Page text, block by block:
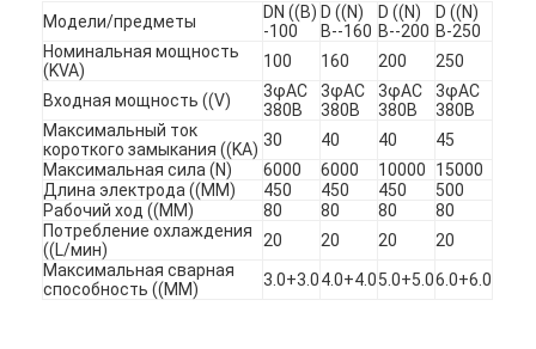
Главная страница
Продукция
Модели/предметы
DN ((B)
-100
D ((N)
B--160
D ((N)
B--200
D ((N)
B-250
Номинальная мощность
(KVA)
100 160 200 250
Входная мощность ((V)
3φAC
380В
3φAC
380В
3φAC
380В
3φAC
380В
Максимальный ток
короткого замыкания ((KA) 30 40 40
45
Максимальная сила (N)
6000 6000 10000
15000
Длина электрода ((MM)
450 450 450
500
Рабочий ход ((MM)
80 80 80
80
Потребление охлаждения
((L/мин)
20 20 20
20
Максимальная сварная
способность ((MM)
3.0+3.04.0+4.05.0+5.06.0+6.0